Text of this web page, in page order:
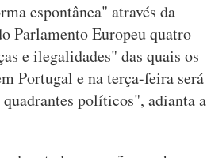
espontânea" através da
Parlamento Europeu quatro
e ilegalidades" das quais os
Portugal e na terça-feira será
políticos", adianta a